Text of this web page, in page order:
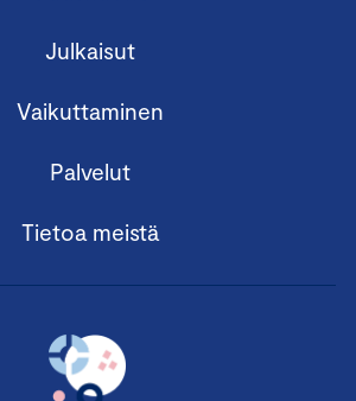
Julkaisut
Vaikuttaminen
Palvelut
Tietoa meistä